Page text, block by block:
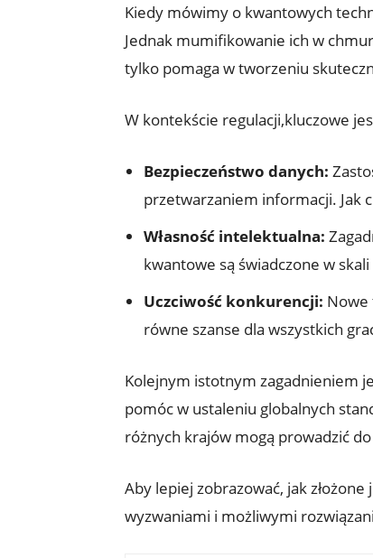
Kiedy mówimy o kwantowych
Jednak mumifikowanie ich w
tylko pomaga w tworzeniu
W kontekście regulacji,kluczowe
Bezpieczeństwo danych:
przetwarzaniem informacji. Jak
Własność intelektualna:
kwantowe są świadczone w
Uczciwość konkurencji: Nowe
równe szanse dla wszystkich
Kolejnym istotnym zagadnieniem
pomóc w ustaleniu globalnych
różnych krajów mogą prowadzić
Aby lepiej zobrazować, jak
wyzwaniami i możliwymi